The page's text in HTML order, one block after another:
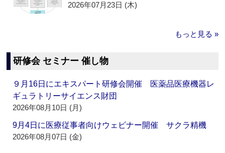
2026年07月23日 (木)
もっと見る »
研修会 セミナー 催し物
９月16日にエキスパート研修会開催 医薬品医療機器レ
ギュラトリーサイエンス財団
2026年08月10日 (月)
9月4日に医療従事者向けウェビナー開催 サクラ精機
2026年08月07日 (金)